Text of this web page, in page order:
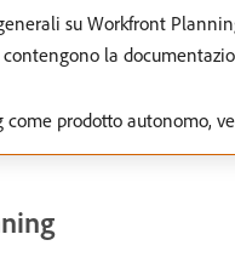
su Workfront
la
prodotto autonomo,